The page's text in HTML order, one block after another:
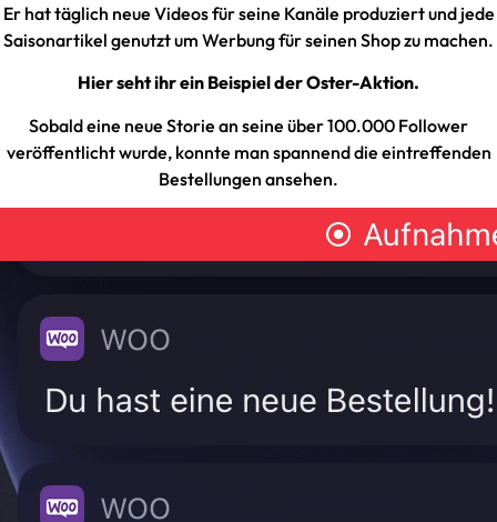
Er hat täglich neue Videos für seine Kanäle produziert und jede
Saisonartikel genutzt um Werbung für seinen Shop zu machen.
Hier seht ihr ein Beispiel der Oster-Aktion.
Sobald eine neue Storie an seine über 100.000 Follower
veröffentlicht wurde, konnte man spannend die eintreffenden
Bestellungen ansehen.